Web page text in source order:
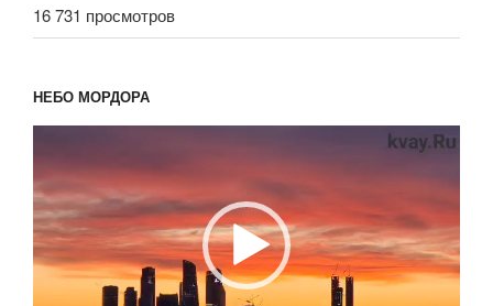
16 731 просмотров
НЕБО МОРДОРА